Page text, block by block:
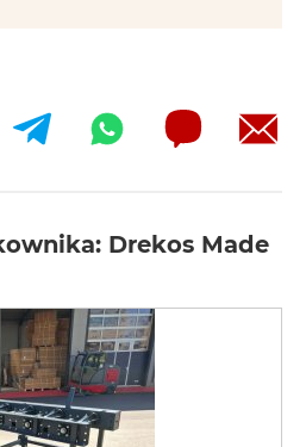
Drekos Made